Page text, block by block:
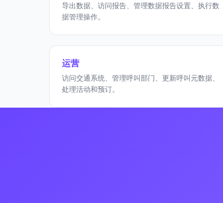
导出数据、访问报告、管理数据报告设置、执行数
据管理操作。
运营
访问交通系统、管理呼叫部门、更新呼叫元数据、
处理活动和预订。